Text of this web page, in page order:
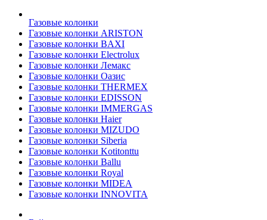
Газовые колонки
Газовые колонки ARISTON
Газовые колонки BAXI
Газовые колонки Electrolux
Газовые колонки Лемакс
Газовые колонки Оазис
Газовые колонки THERMEX
Газовые колонки EDISSON
Газовые колонки IMMERGAS
Газовые колонки Haier
Газовые колонки MIZUDO
Газовые колонки Siberia
Газовые колонки Kotitonttu
Газовые колонки Ballu
Газовые колонки Royal
Газовые колонки MIDEA
Газовые колонки INNOVITA